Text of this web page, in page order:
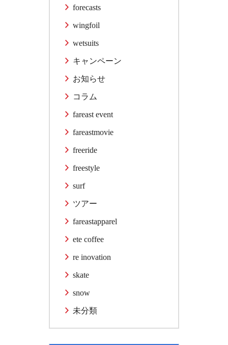
forecasts
wingfoil
wetsuits
キャンペーン
お知らせ
コラム
fareast event
fareastmovie
freeride
freestyle
surf
ツアー
fareastapparel
ete coffee
re inovation
skate
snow
未分類